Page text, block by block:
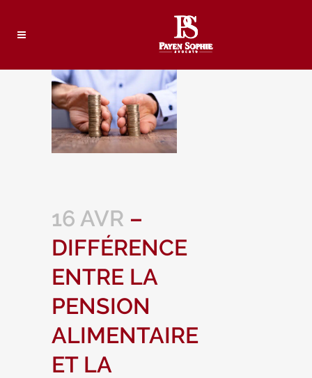
16 AVR –
DIFFÉRENCE
ENTRE LA
PENSION
ALIMENTAIRE
ET LA